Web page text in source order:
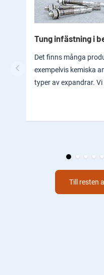
Tung infästning i
Det finns många
exempelvis kemiska
typer av expandrar.
Till resten